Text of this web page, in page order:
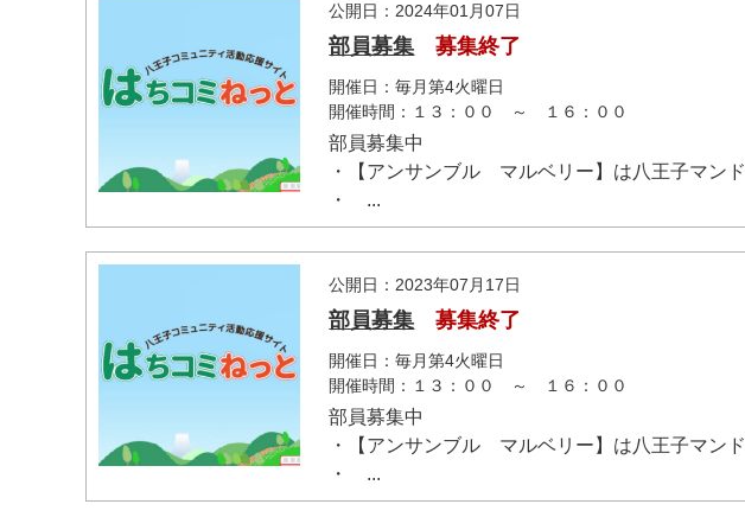
公開日：2024年01月07日
部員募集 募集終了
開催日：毎月第4火曜日
開催時間：１３：００ ～ １６：００
部員募集中
・【アンサンブル マルベリー】は八王子マン
・ ...
公開日：2023年07月17日
部員募集 募集終了
開催日：毎月第4火曜日
開催時間：１３：００ ～ １６：００
部員募集中
・【アンサンブル マルベリー】は八王子マン
・ ...
マイメディア検索